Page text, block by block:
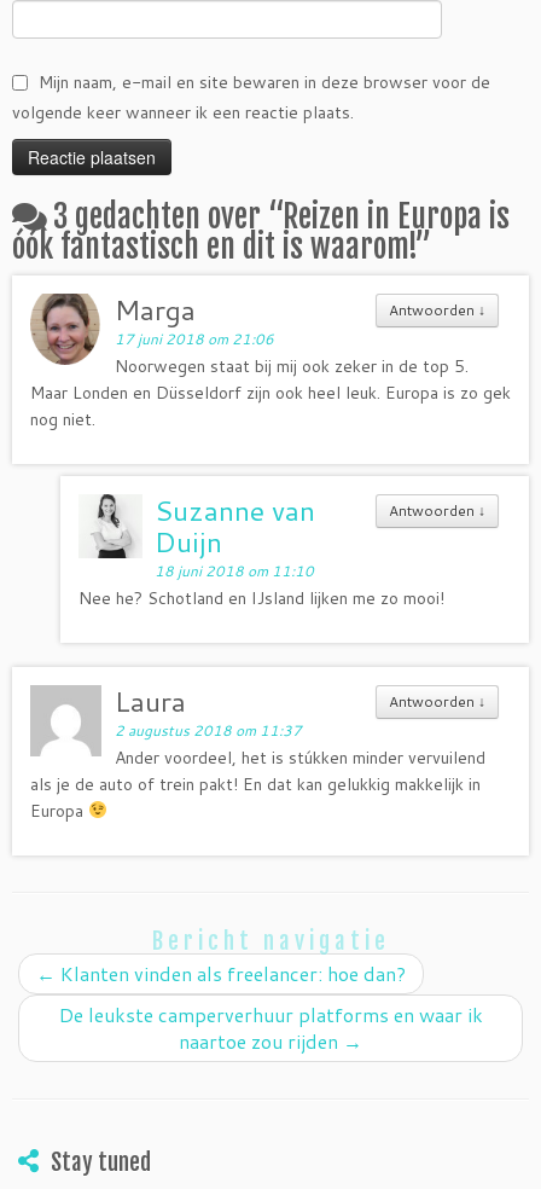
Mijn naam, e-mail en site bewaren in deze browser voor de
volgende keer wanneer ik een reactie plaats.
3 gedachten over “Reizen in Europa is
óók fantastisch en dit is waarom!”
Antwoorden ↓
Marga
17 juni 2018 om 21:06
Noorwegen staat bij mij ook zeker in de top 5.
Maar Londen en Düsseldorf zijn ook heel leuk. Europa is zo gek
nog niet.
Antwoorden ↓
Suzanne van
Duijn
18 juni 2018 om 11:10
Nee he? Schotland en IJsland lijken me zo mooi!
Antwoorden ↓
Laura
2 augustus 2018 om 11:37
Ander voordeel, het is stúkken minder vervuilend
als je de auto of trein pakt! En dat kan gelukkig makkelijk in
Europa
Bericht navigatie
← Klanten vinden als freelancer: hoe dan?
De leukste camperverhuur platforms en waar ik
naartoe zou rijden →
Stay tuned